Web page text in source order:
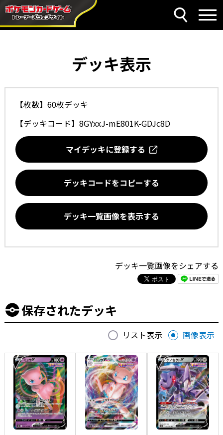
デッキ表示
【枚数】60枚デッキ
【デッキコード】 8GYxxJ-mE801K-GDJc8D
マイデッキに登録する
デッキコードをコピーする
デッキ一覧画像を表示する
デッキ一覧画像をシェアする
保存されたデッキ
リスト表示 画像表示